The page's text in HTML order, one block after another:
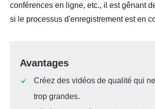
conférences en ligne, etc., il est gênant
si le processus d'enregistrement est en
Avantages
Créez des vidéos de qualité qui
trop grandes.